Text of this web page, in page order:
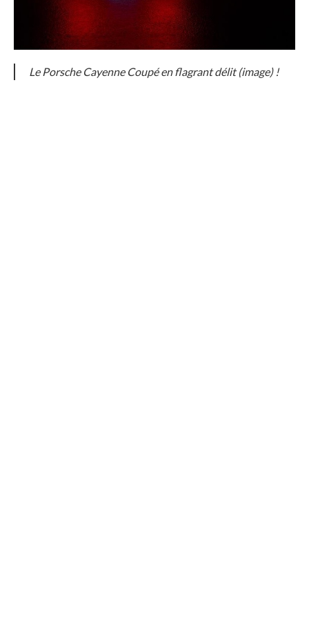
Le Porsche Cayenne Coupé en flagrant délit (image) !